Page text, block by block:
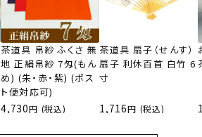
茶道具 帛紗 ふくさ 無
地 正絹帛紗 7匁(もん
め) (朱・赤・紫) (ポス
ト便対応可)
4,730 (税込)
茶道具 扇子（せんす）
扇子 利休百首 白竹 6
寸
1,716 (税込)